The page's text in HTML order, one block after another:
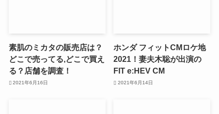
素肌のミカタの販売店は？
どこで売ってる,どこで買え
る？店舗を調査！
2021年6月16日
ホンダ フィットCMロケ地
2021！妻夫木聡が出演の
FIT e:HEV CM
2021年6月14日